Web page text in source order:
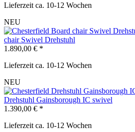
Lieferzeit ca. 10-12 Wochen
NEU
chair Swivel Drehstuhl
1.890,00 € *
Lieferzeit ca. 10-12 Wochen
NEU
Drehstuhl Gainsborough IC swivel
1.390,00 € *
Lieferzeit ca. 10-12 Wochen